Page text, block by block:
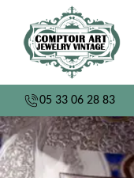
05 33 06 28 83